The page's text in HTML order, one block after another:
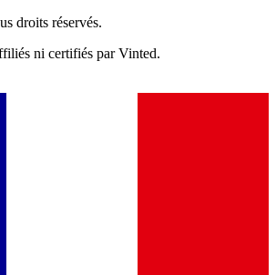
droits réservés.
ni certifiés par Vinted.